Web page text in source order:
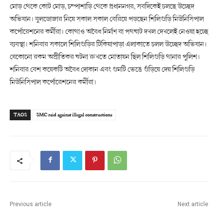
মোড় থেকে কোট মোড়, চম্পাশাড়ি থেকে প্রধাননগর, সবদিকেই চলছে উচ্ছেদ
অভিযান। বুলডোজার নিয়ে সকাল সকাল বেরিয়ে পড়ছেন শিলিগুড়ি মিউনিসিপাল
কর্পোরেশনের কর্মীরা। কোথাও অবৈধ নির্মাণ বা পথঘাট দখল দেখলেই নেওয়া হচ্ছে
ব্যবস্থা। শনিবার সকালে শিলিগুড়ির টিকিয়াপাড়া এলাকাতে চলল উচ্ছেদ অভিযান।
যেকোনো রকম অপ্রীতিকর ঘটনা রুখতে মোতায়ন ছিল শিলিগুড়ি থানার পুলিশ।
শনিবার বেশ কয়েকটি অবৈধ দোকান এবং গুমটি ভেঙে গুঁড়িয়ে দেয় শিলিগুড়ি
মিউনিসিপাল কর্পোরেশনের কর্মীরা।
TAGS SMC raid against illegal constructions
Previous article Next article